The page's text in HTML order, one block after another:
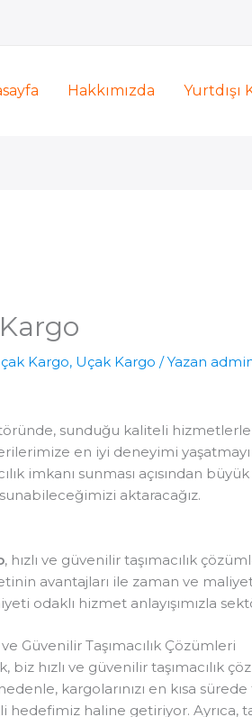
Hakkımızda Yurtdışı
Kargo, Uçak Kargo / Yazan
sunduğu kaliteli
en iyi deneyimi
imkanı sunması açısından
aktaracağız.
, hızlı ve güvenilir taşımacılık
avantajları ile zaman ve
odaklı hizmet anlayışımızla
Güvenilir Taşımacılık Çözümleri
biz hızlı ve güvenilir taşımacılık
kargolarınızı en kısa
haline getiriyor. Ayrıca,